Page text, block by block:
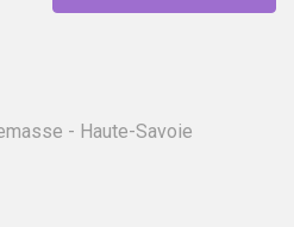
- Haute-Savoie